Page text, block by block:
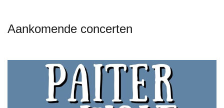
Aankomende concerten